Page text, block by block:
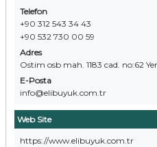
Telefon
+90 312 543 34 43
+90 532 730 00 59
Adres
Ostim osb mah. 1183 cad. no:62
E-Posta
info@elibuyuk.com.tr
Web Site
https://www.elibuyuk.com.tr